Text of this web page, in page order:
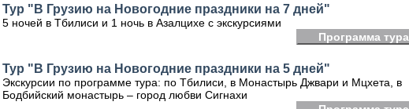
Тур "В Грузию на Новогодние праздники на 7 дней"
5 ночей в Тбилиси и 1 ночь в Азалцихе с экскурсиями
Программа тура
Тур "В Грузию на Новогодние праздники на 5 дней"
Экскурсии по программе тура: по Тбилиси, в Монастырь Джвари и Мцхета, в
Бодбийский монастырь – город любви Сигнахи